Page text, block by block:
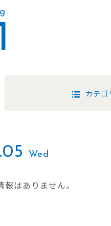
カテゴ
Wed
はありません。